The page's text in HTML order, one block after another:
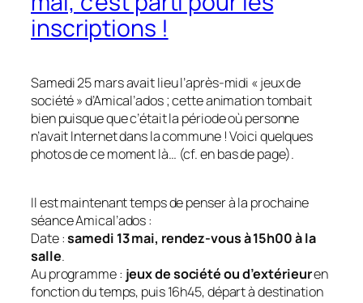
inscriptions !
Samedi 25 mars avait lieu l’après-midi « jeux de
société » d’Amical’ados ; cette animation tombait
bien puisque que c’était la période où personne
n’avait Internet dans la commune ! Voici quelques
photos de ce moment là… (cf. en bas de page).
Il est maintenant temps de penser à la prochaine
séance Amical’ados :
Date :samedi 13 mai, rendez-vous à 15h00 à la
salle.
Au programme : jeux de société ou d’extérieuren
fonction du temps, puis 16h45, départ à destination